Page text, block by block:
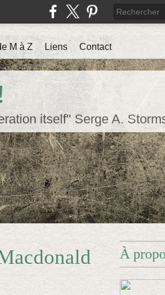
itself" Serge A.
M à Z Liens Contact
À